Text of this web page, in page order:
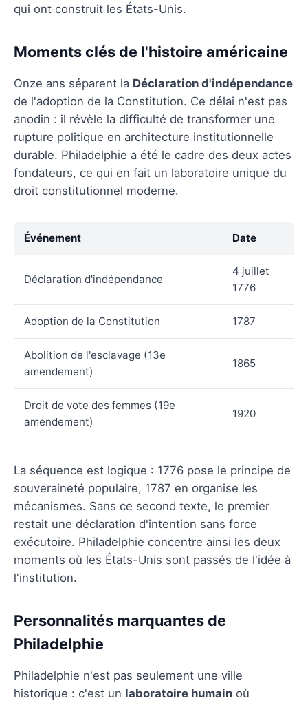
qui ont construit les États-Unis.
Moments clés de l'histoire américaine
Onze ans séparent la Déclaration d'indépendance
de l'adoption de la Constitution. Ce délai n'est pas
anodin : il révèle la difficulté de transformer une
rupture politique en architecture institutionnelle
durable. Philadelphie a été le cadre des deux actes
fondateurs, ce qui en fait un laboratoire unique du
droit constitutionnel moderne.
Événement Date
Déclaration d'indépendance
4 juillet
1776
Adoption de la Constitution 1787
Abolition de l'esclavage (13e
amendement)
1865
Droit de vote des femmes (19e
amendement)
1920
La séquence est logique : 1776 pose le principe de
souveraineté populaire, 1787 en organise les
mécanismes. Sans ce second texte, le premier
restait une déclaration d'intention sans force
exécutoire. Philadelphie concentre ainsi les deux
moments où les États-Unis sont passés de l'idée à
l'institution.
Personnalités marquantes de
Philadelphie
Philadelphie n'est pas seulement une ville
historique : c'est un laboratoire humain où